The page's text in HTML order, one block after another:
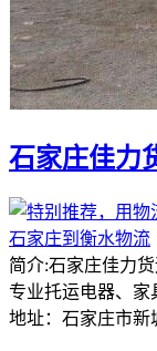
石家庄佳力
石家庄到衡水物流
简介:石家庄佳力
专业托运电器、家
地址：石家庄市新